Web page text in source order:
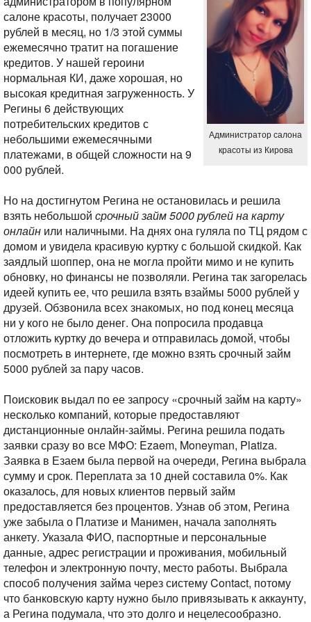
Администратор салона
красоты из Кирова
салоне красоты, получает 23000
рублей в месяц, но 1/3 этой суммы
ежемесячно тратит на погашение
кредитов. У нашей героини
нормальная КИ, даже хорошая, но
высокая кредитная загруженность. У
Регины 6 действующих
потребительских кредитов с
небольшими ежемесячными
платежами, в общей сложности на 9
000 рублей.
Но на достигнутом Регина не остановилась и решила
взять небольшой срочный займ 5000 рублей на карту
онлайн или наличными. На днях она гуляла по ТЦ рядом с
домом и увидела красивую куртку с большой скидкой. Как
заядлый шоппер, она не могла пройти мимо и не купить
обновку, но финансы не позволяли. Регина так загорелась
идеей купить ее, что решила взять взаймы 5000 рублей у
друзей. Обзвонила всех знакомых, но под конец месяца
ни у кого не было денег. Она попросила продавца
отложить куртку до вечера и отправилась домой, чтобы
посмотреть в интернете, где можно взять срочный займ
5000 рублей за пару часов.
Поисковик выдал по ее запросу «срочный займ на карту»
несколько компаний, которые предоставляют
дистанционные онлайн-займы. Регина решила подать
заявки сразу во все МФО: Ezaem, Moneyman, Platiza.
Заявка в Езаем была первой на очереди, Регина выбрала
сумму и срок. Переплата за 10 дней составила 0%. Как
оказалось, для новых клиентов первый займ
предоставляется без процентов. Узнав об этом, Регина
уже забыла о Платизе и Манимен, начала заполнять
анкету. Указала ФИО, паспортные и персональные
данные, адрес регистрации и проживания, мобильный
телефон и электронную почту, место работы. Выбрала
способ получения займа через систему Contact, потому
что банковскую карту нужно было привязывать к аккаунту,
а Регина подумала, что это долго и нецелесообразно.